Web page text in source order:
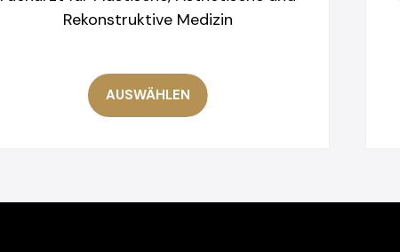
Rekonstruktive Medizin
AUSWÄHLEN